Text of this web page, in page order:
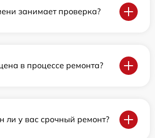
занимает проверка?
в процессе ремонта?
ли у вас срочный ремонт?